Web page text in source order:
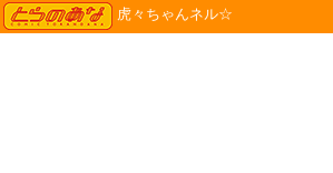
TORANOANA
虎々ちゃんネル☆